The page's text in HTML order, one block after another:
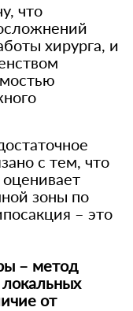
что
хирурга, и
с тем, что
зоны по
– это
– метод
от